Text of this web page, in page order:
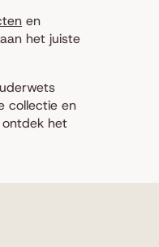
en
het juiste
collectie en
ontdek het